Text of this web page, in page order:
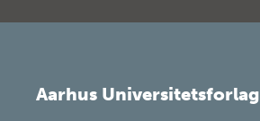
Aarhus Universitetsforlag